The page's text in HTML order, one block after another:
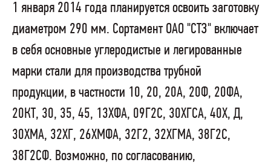
1 января 2014 года планируется освоить заготовку
диаметром 290 мм. Сортамент ОАО "СТЗ" включает
в себя основные углеродистые и легированные
марки стали для производства трубной
продукции, в частности 10, 20, 20А, 20Ф, 20ФА,
20КТ, 30, 35, 45, 13ХФА, 09Г2С, 30ХГСА, 40Х, Д,
30ХМА, 32ХГ, 26ХМФА, 32Г2, 32ХГМА, 38Г2С,
38Г2СФ. Возможно, по согласованию,